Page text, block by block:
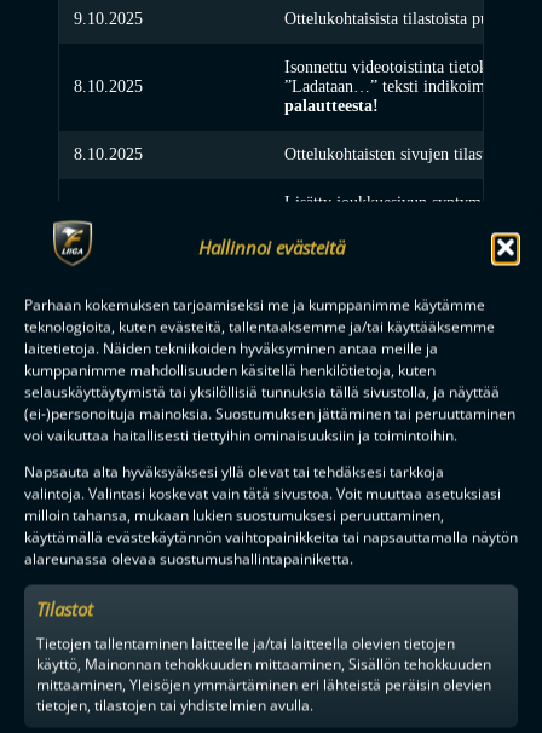
Hallinnoi evästeitä
Parhaan kokemuksen tarjoamiseksi me ja kumppanimme käytämme
teknologioita, kuten evästeitä, tallentaaksemme ja/tai käyttääksemme
laitetietoja. Näiden tekniikoiden hyväksyminen antaa meille ja
kumppanimme mahdollisuuden käsitellä henkilötietoja, kuten
selauskäyttäytymistä tai yksilöllisiä tunnuksia tällä sivustolla, ja näyttää
(ei-)personoituja mainoksia. Suostumuksen jättäminen tai peruuttaminen
voi vaikuttaa haitallisesti tiettyihin ominaisuuksiin ja toimintoihin.
Napsauta alta hyväksyäksesi yllä olevat tai tehdäksesi tarkkoja
valintoja. Valintasi koskevat vain tätä sivustoa. Voit muuttaa asetuksiasi
milloin tahansa, mukaan lukien suostumuksesi peruuttaminen,
käyttämällä evästekäytännön vaihtopainikkeita tai napsauttamalla näytön
alareunassa olevaa suostumushallintapainiketta.
Tilastot
Tietojen tallentaminen laitteelle ja/tai laitteella olevien tietojen
käyttö, Mainonnan tehokkuuden mittaaminen, Sisällön tehokkuuden
mittaaminen, Yleisöjen ymmärtäminen eri lähteistä peräisin olevien
tietojen, tilastojen tai yhdistelmien avulla.
9.10.2025 Ottelukohtaisista tilastoista
8.10.2025
Isonnettu videotoistinta tietokoneen
”Ladataan…” teksti indikoimaan
palautteesta!
8.10.2025 Ottelukohtaisten sivujen tilastojen
Lisätty joukkuesivun
5.10.2025 Korjattu pistepörssien tilastojen
4.10.2025 Korjattu live-tulosten
29.9.2025 Parannettu harvinaisempien jäähyjen
24.9.2025 Löydät nyt tämän sivun myös
24.9.2025 Lisätty syntympäiväonnitteluihin
24.9.2025 Etusivun pörssinostoihin linkit
23.9.2025 Pörssit näkyviin etusivulle
23.9.2025
23.9.2025
Kehitetään yhdessä-sivu avattu.
täältä.